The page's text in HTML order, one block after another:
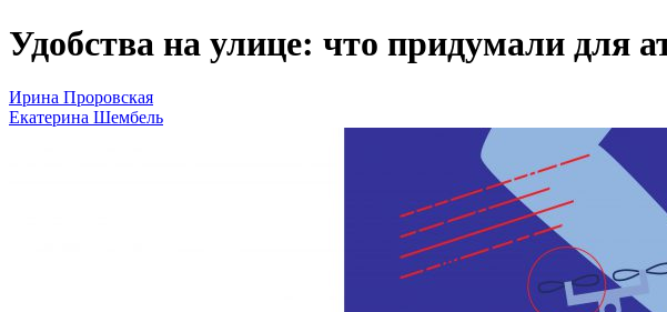
Удобства на улице: что придумали для
Ирина Проровская
Екатерина Шембель